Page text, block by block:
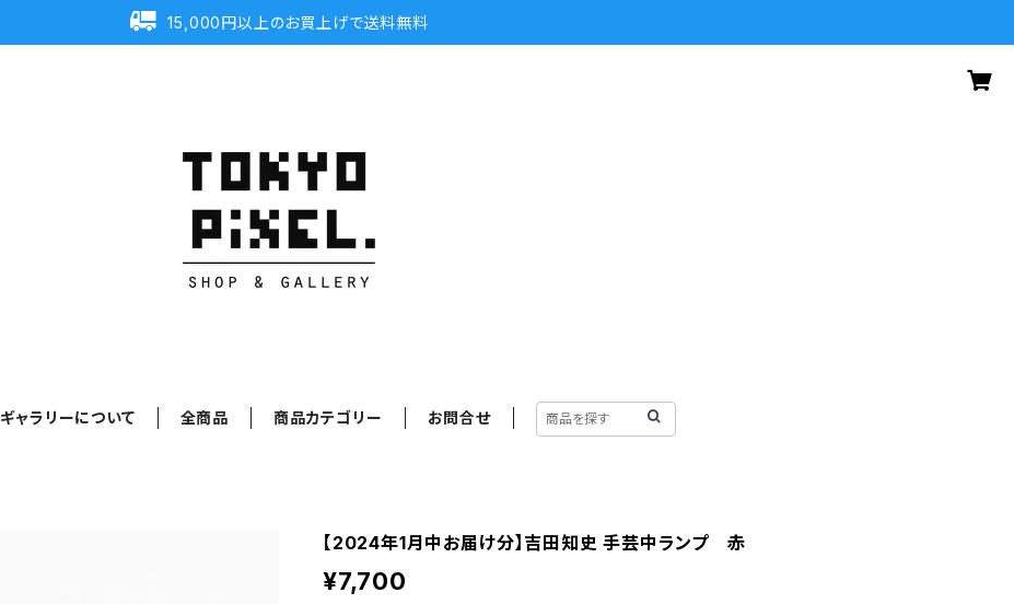
15,000円以上のお買上げで送料無料
ギャラリーについて 全商品 商品カテゴリー お問合せ
【2024年1月中お届け分】吉田知史 手芸中ランプ 赤
¥7,700